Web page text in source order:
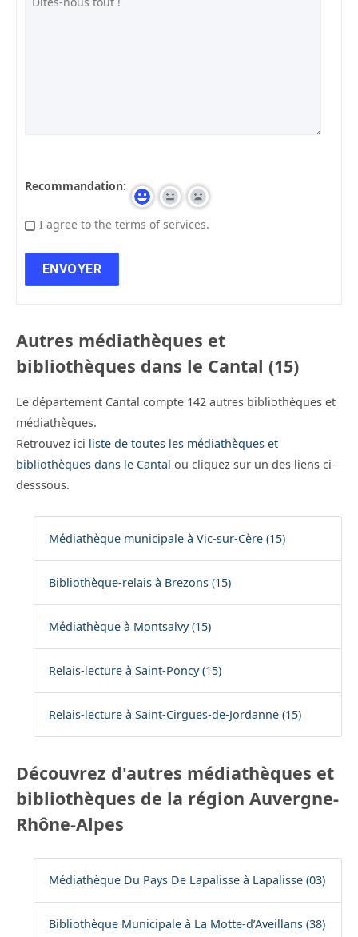
Recommandation:
I agree to the terms of services.
Autres médiathèques et
bibliothèques dans le Cantal (15)
Le département Cantal compte 142 autres bibliothèques et
médiathèques.
Retrouvez ici liste de toutes les médiathèques et
bibliothèques dans le Cantal ou cliquez sur un des liens ci-
desssous.
Médiathèque municipale à Vic-sur-Cère (15)
Bibliothèque-relais à Brezons (15)
Médiathèque à Montsalvy (15)
Relais-lecture à Saint-Poncy (15)
Relais-lecture à Saint-Cirgues-de-Jordanne (15)
Découvrez d'autres médiathèques et
bibliothèques de la région Auvergne-
Rhône-Alpes
Médiathèque Du Pays De Lapalisse à Lapalisse (03)
Bibliothèque Municipale à La Motte-d’Aveillans (38)